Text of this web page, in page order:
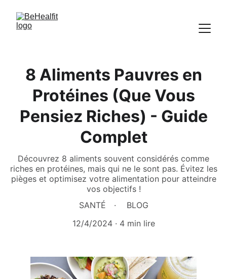
8 Aliments Pauvres en
Protéines (Que Vous
Pensiez Riches) - Guide
Complet
Découvrez 8 aliments souvent considérés comme
riches en protéines, mais qui ne le sont pas. Évitez les
pièges et optimisez votre alimentation pour atteindre
vos objectifs !
SANTÉ
BLOG
12/4/2024
4 min lire